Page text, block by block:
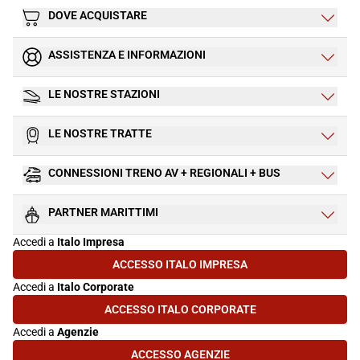
DOVE ACQUISTARE
ASSISTENZA E INFORMAZIONI
LE NOSTRE STAZIONI
LE NOSTRE TRATTE
CONNESSIONI TRENO AV + REGIONALI + BUS
PARTNER MARITTIMI
Accedi a Italo Impresa
ACCESSO ITALO IMPRESA(SI APRE IN UNA NUOVA SCHEDA)
Accedi a Italo Corporate
ACCESSO ITALO CORPORATE(SI APRE IN UNA NUOVA SCHEDA)
Accedi a Agenzie
ACCESSO AGENZIE